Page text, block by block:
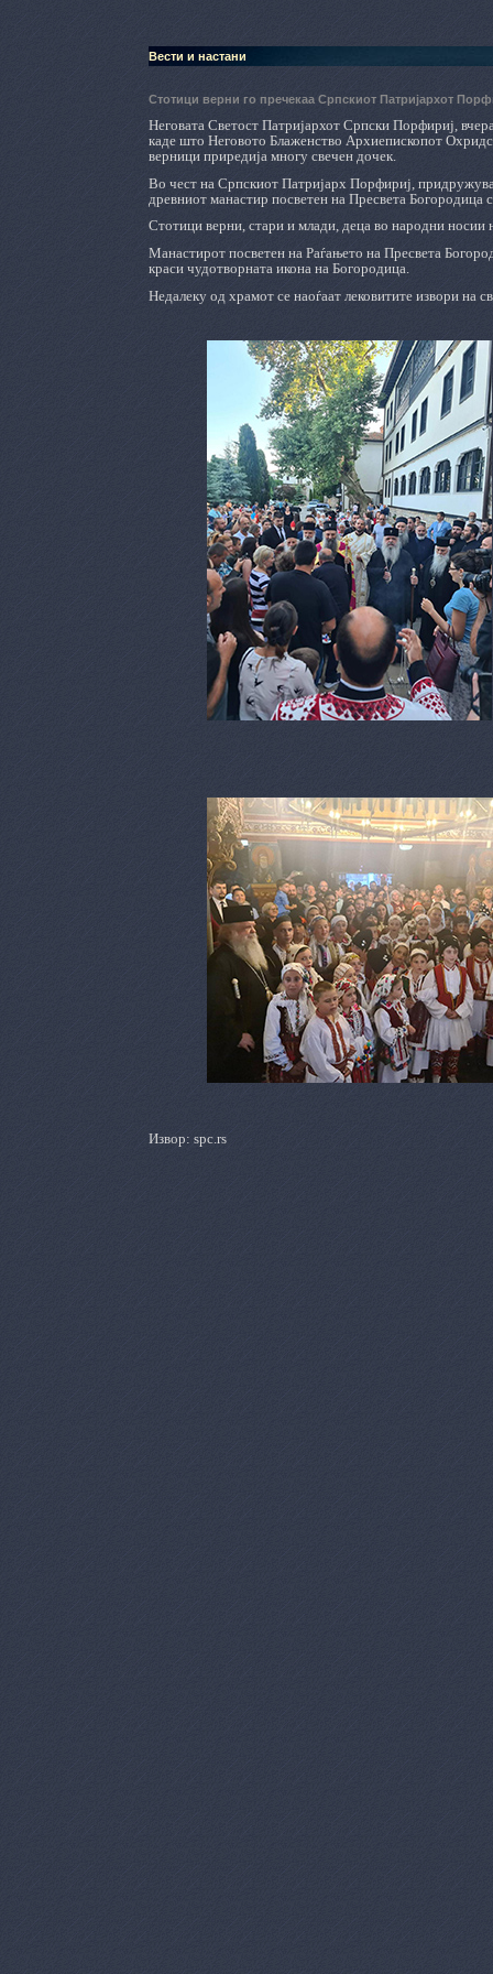
Вести и настани
Стотици верни го пречекаа Српскиот Патријархот
Неговата Светост Патријархот Српски Порфириј,
каде што Неговото Блаженство Архиепископот
верници приредија многу свечен дочек.
Во чест на Српскиот Патријарх Порфириј,
древниот манастир посветен на Пресвета Богородица
Стотици верни, стари и млади, деца во народни носии
Манастирот посветен на Раѓањето на Пресвета
краси чудотворната икона на Богородица.
Недалеку од храмот се наоѓаат лековитите извори на
Извор: spc.rs